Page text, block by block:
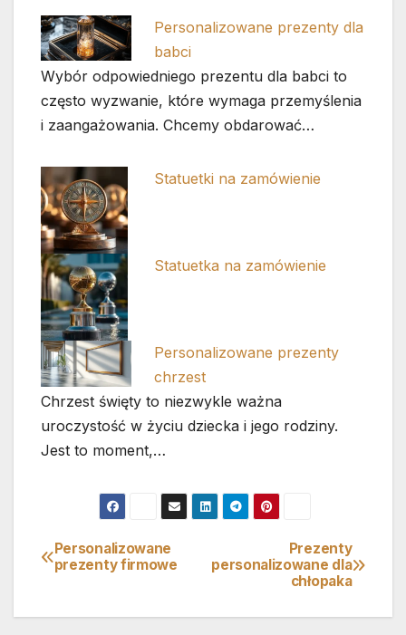
Personalizowane prezenty dla
babci
Wybór odpowiedniego prezentu dla babci to
często wyzwanie, które wymaga przemyślenia
i zaangażowania. Chcemy obdarować…
Statuetki na zamówienie
Statuetka na zamówienie
Personalizowane prezenty
chrzest
Chrzest święty to niezwykle ważna
uroczystość w życiu dziecka i jego rodziny.
Jest to moment,…
Nawigacja
Prezenty
personalizowane dla
chłopaka
Personalizowane
prezenty firmowe